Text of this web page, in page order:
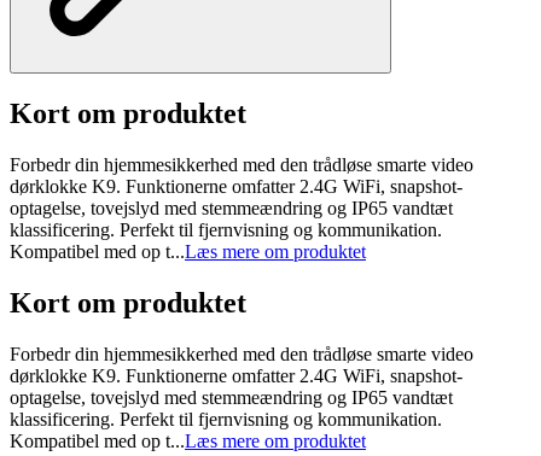
Kort om produktet
Forbedr din hjemmesikkerhed med den trådløse smarte video
dørklokke K9. Funktionerne omfatter 2.4G WiFi, snapshot-
optagelse, tovejslyd med stemmeændring og IP65 vandtæt
klassificering. Perfekt til fjernvisning og kommunikation.
Kompatibel med op t...Læs mere om produktet
Kort om produktet
Forbedr din hjemmesikkerhed med den trådløse smarte video
dørklokke K9. Funktionerne omfatter 2.4G WiFi, snapshot-
optagelse, tovejslyd med stemmeændring og IP65 vandtæt
klassificering. Perfekt til fjernvisning og kommunikation.
Kompatibel med op t...Læs mere om produktet